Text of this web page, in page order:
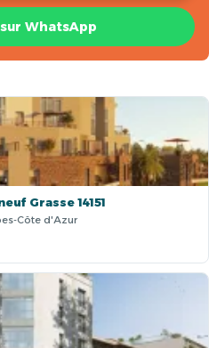
WhatsApp
Grasse 14151
Côte d'Azur